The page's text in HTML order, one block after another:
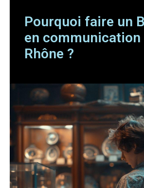
Pourquoi faire un
en communication
Rhône ?